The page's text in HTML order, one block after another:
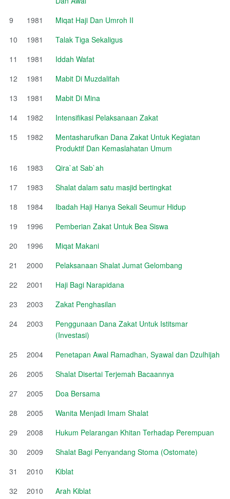
9
1981
Miqat Haji Dan Umroh II
10
1981
Talak Tiga Sekaligus
11
1981
Iddah Wafat
12
1981
Mabit Di Muzdalifah
13
1981
Mabit Di Mina
14
1982
Intensifikasi Pelaksanaan Zakat
15
1982
Mentasharufkan Dana Zakat Untuk Kegiatan
Produktif Dan Kemaslahatan Umum
16
1983
Qira`at Sab`ah
17
1983
Shalat dalam satu masjid bertingkat
18
1984
Ibadah Haji Hanya Sekali Seumur Hidup
19
1996
Pemberian Zakat Untuk Bea Siswa
20
1996
Miqat Makani
21
2000
Pelaksanaan Shalat Jumat Gelombang
22
2001
Haji Bagi Narapidana
23
2003
Zakat Penghasilan
24
2003
Penggunaan Dana Zakat Untuk Istitsmar
(Investasi)
25
2004
Penetapan Awal Ramadhan, Syawal dan Dzulhijah
26
2005
Shalat Disertai Terjemah Bacaannya
27
2005
Doa Bersama
28
2005
Wanita Menjadi Imam Shalat
29
2008
Hukum Pelarangan Khitan Terhadap Perempuan
30
2009
Shalat Bagi Penyandang Stoma (Ostomate)
31
2010
Kiblat
32
2010 Arah Kiblat